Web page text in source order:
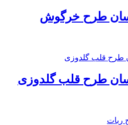
سان طرح خرگوش
طرح قلب گلدوزی